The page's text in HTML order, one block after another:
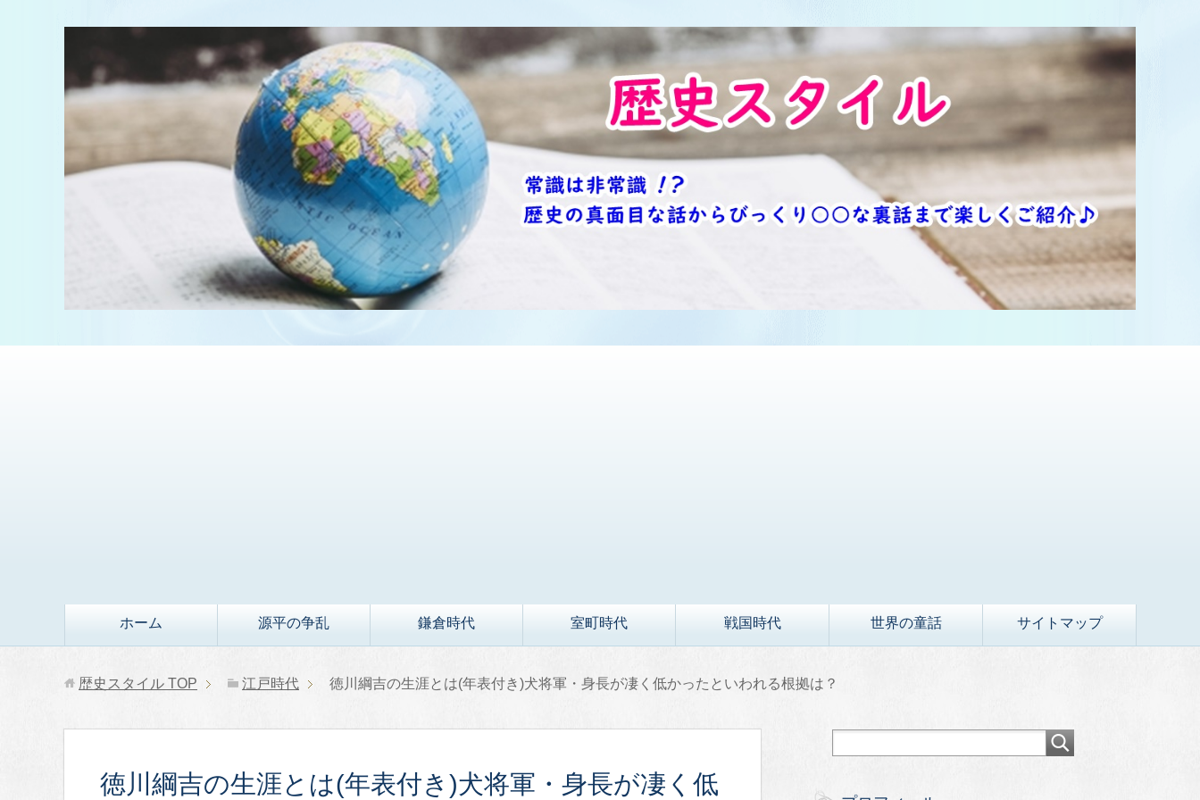
ホーム 源平の争乱 鎌倉時代 室町時代 戦国時代 世界の童話 サイトマップ
歴史スタイル TOP 江戸時代 徳川綱吉の生涯とは(年表付き)犬将軍・身長が凄く低かったといわれる根拠は？
徳川綱吉の生涯とは(年表付き)犬将軍・身長が凄く低